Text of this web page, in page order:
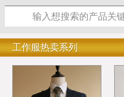
工作服热卖系列